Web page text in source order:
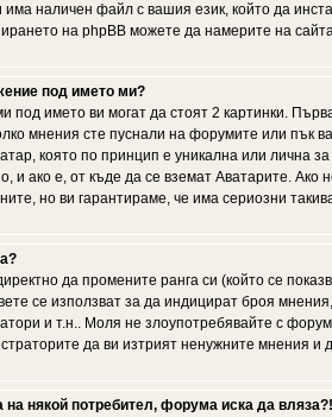
наличен файл с вашия език, който да
на phpBB можете да намерите на
под името ми?
под името ви могат да стоят 2 картинки.
мнения сте пуснали на форумите или пък
която по принцип е уникална или лична
и ако е, от къде да се вземат Аватарите.
но ви гарантираме, че има сериозни
да промените ранга си (който се
се използват за да индицират броя
и т.н.. Моля не злоупотребявайте с
да ви изтрият ненужните мнения и
на някой потребител, форума иска да вляза?!